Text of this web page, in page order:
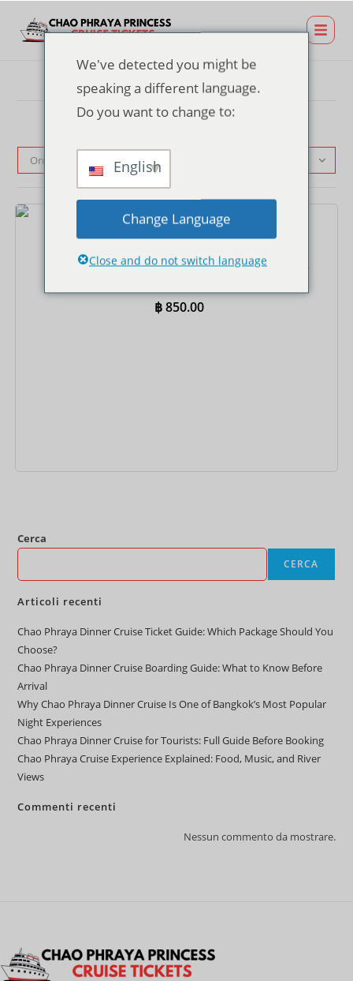
Ordinamento predefinito
Biglietto crociera al tramonto al molo Asiatique –
฿850.00
Cerca
CERCA
Articoli recenti
Chao Phraya Dinner Cruise Ticket Guide: Which Package Should You
Choose?
Chao Phraya Dinner Cruise Boarding Guide: What to Know Before
Arrival
Why Chao Phraya Dinner Cruise Is One of Bangkok’s Most Popular
Night Experiences
Chao Phraya Dinner Cruise for Tourists: Full Guide Before Booking
Chao Phraya Cruise Experience Explained: Food, Music, and River
Views
Commenti recenti
Nessun commento da mostrare.
We've detected you might be
speaking a different language.
Do you want to change to:
English
Change Language
Close and do not switch language